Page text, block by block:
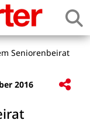
Seniorenbeirat
2016